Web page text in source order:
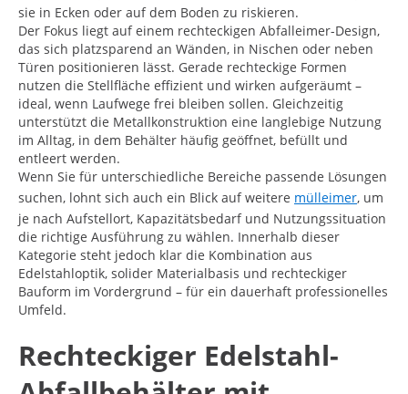
sie in Ecken oder auf dem Boden zu riskieren.
Der Fokus liegt auf einem rechteckigen Abfalleimer-Design,
das sich platzsparend an Wänden, in Nischen oder neben
Türen positionieren lässt. Gerade rechteckige Formen
nutzen die Stellfläche effizient und wirken aufgeräumt –
ideal, wenn Laufwege frei bleiben sollen. Gleichzeitig
unterstützt die Metallkonstruktion eine langlebige Nutzung
im Alltag, in dem Behälter häufig geöffnet, befüllt und
entleert werden.
Wenn Sie für unterschiedliche Bereiche passende Lösungen
suchen, lohnt sich auch ein Blick auf weitere mülleimer, um
je nach Aufstellort, Kapazitätsbedarf und Nutzungssituation
die richtige Ausführung zu wählen. Innerhalb dieser
Kategorie steht jedoch klar die Kombination aus
Edelstahloptik, solider Materialbasis und rechteckiger
Bauform im Vordergrund – für ein dauerhaft professionelles
Umfeld.
Rechteckiger Edelstahl-